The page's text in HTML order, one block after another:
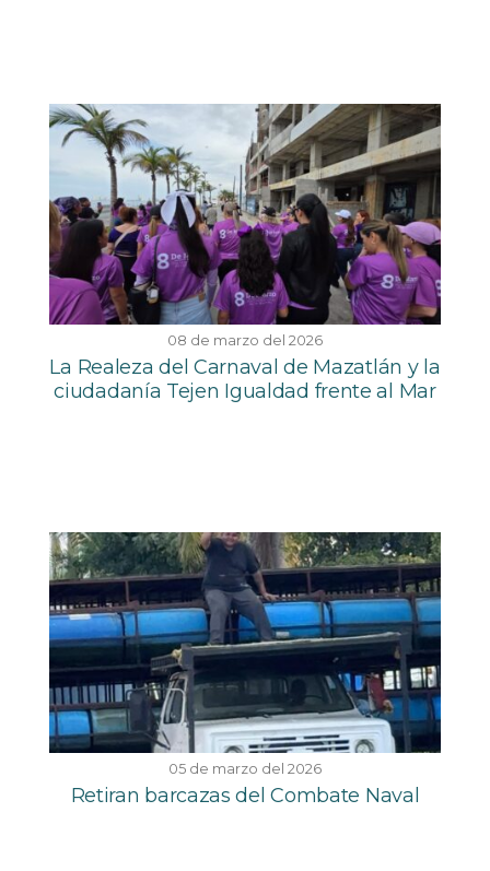
08 de marzo del 2026
La Realeza del Carnaval de Mazatlán y la
ciudadanía Tejen Igualdad frente al Mar
05 de marzo del 2026
Retiran barcazas del Combate Naval